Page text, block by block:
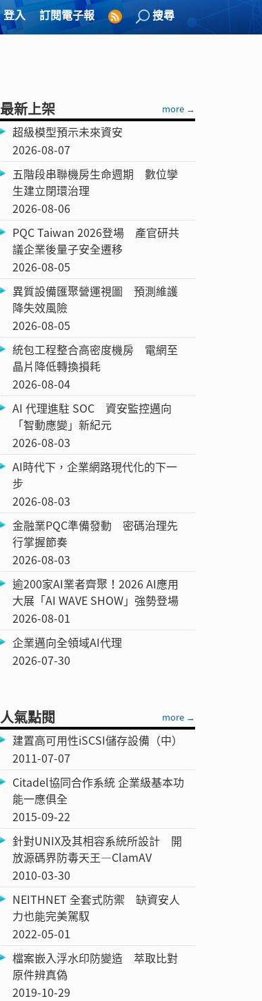
登入 訂閱電子報 搜尋
最新上架 more →
超級模型預示未來資安
2026-08-07
五階段串聯機房生命週期 數位孿
生建立閉環治理
2026-08-06
PQC Taiwan 2026登場 產官研共
議企業後量子安全遷移
2026-08-05
異質設備匯聚營運視圖 預測維護
降失效風險
2026-08-05
統包工程整合高密度機房 電網至
晶片降低轉換損耗
2026-08-04
AI 代理進駐 SOC 資安監控邁向
「智動應變」新紀元
2026-08-03
AI時代下，企業網路現代化的下一
步
2026-08-03
金融業PQC準備發動 密碼治理先
行掌握節奏
2026-08-03
逾200家AI業者齊聚！2026 AI應用
大展「AI WAVE SHOW」強勢登場
2026-08-01
企業邁向全領域AI代理
2026-07-30
人氣點閱 more →
建置高可用性iSCSI儲存設備（中）
2011-07-07
Citadel協同合作系統 企業級基本功
能一應俱全
2015-09-22
針對UNIX及其相容系統所設計 開
放源碼界防毒天王—ClamAV
2010-03-30
NEITHNET 全套式防禦 缺資安人
力也能完美駕馭
2022-05-01
檔案嵌入浮水印防變造 萃取比對
原件辨真偽
2019-10-29